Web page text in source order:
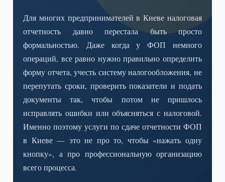
Для многих предпринимателей в Киеве налоговая
отчетность давно перестала быть просто
формальностью. Даже когда у ФОП немного
операций, все равно нужно правильно определить
форму отчета, учесть систему налогообложения, не
перепутать сроки, проверить показатели и подать
документы так, чтобы потом не пришлось
исправлять ошибки или объясняться с налоговой.
Именно поэтому услуги по сдаче отчетности ФОП
в Киеве — это не про то, чтобы «нажать одну
кнопку», а про профессиональную организацию
всего процесса.